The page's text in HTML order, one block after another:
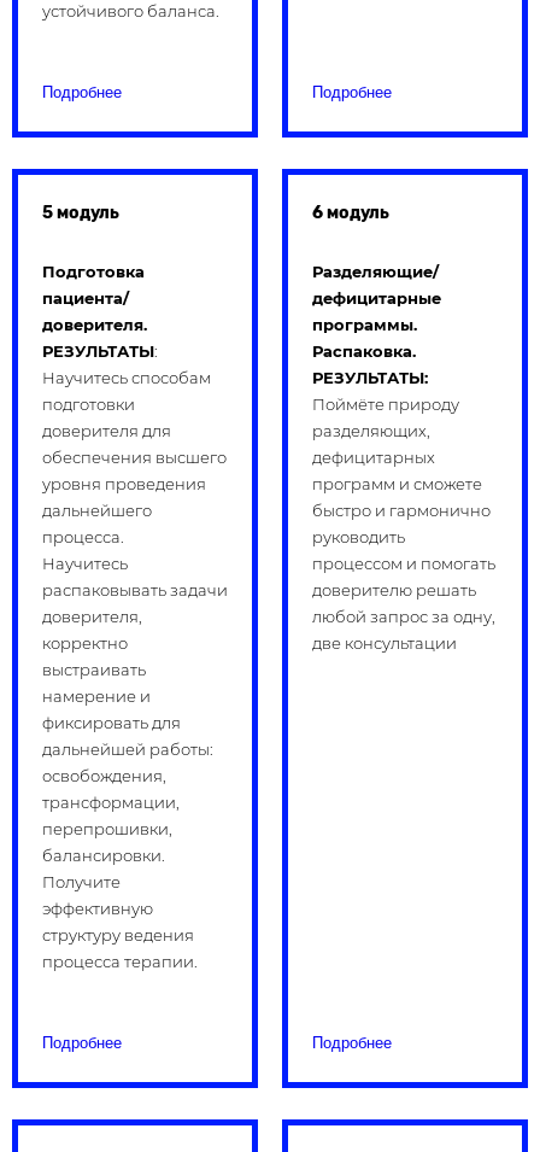
устойчивого баланса.
Подробнее Подробнее
5 модуль
Подготовка
пациента/
доверителя.
РЕЗУЛЬТАТЫ:
Научитесь способам
подготовки
доверителя для
обеспечения высшего
уровня проведения
дальнейшего
процесса.
Научитесь
распаковывать задачи
доверителя,
корректно
выстраивать
намерение и
фиксировать для
дальнейшей работы:
освобождения,
трансформации,
перепрошивки,
балансировки.
Получите
эффективную
структуру ведения
процесса терапии.
Подробнее
6 модуль
Разделяющие/
дефицитарные
программы.
Распаковка.
РЕЗУЛЬТАТЫ:
Поймёте природу
разделяющих,
дефицитарных
программ и сможете
быстро и гармонично
руководить
процессом и помогать
доверителю решать
любой запрос за одну,
две консультации
Подробнее